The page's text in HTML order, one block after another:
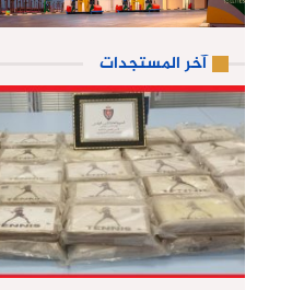
آخر المستجدات